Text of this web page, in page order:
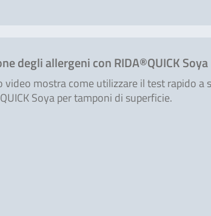
degli allergeni con RIDA®QUICK Soya
video mostra come utilizzare il test rapido a
Soya per tamponi di superficie.